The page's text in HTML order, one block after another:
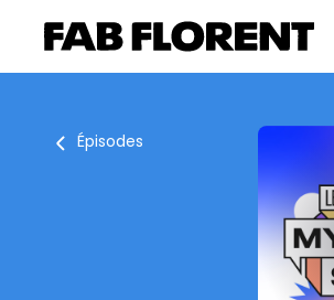
Épisodes